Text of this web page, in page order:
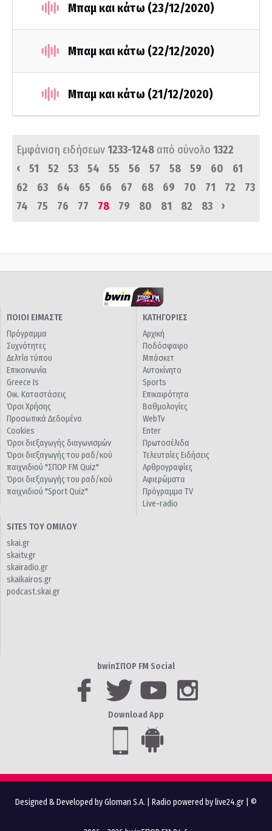
Μπαμ και κάτω (23/12/2020)
Μπαμ και κάτω (22/12/2020)
Μπαμ και κάτω (21/12/2020)
Εμφάνιση ειδήσεων1233-1248 από σύνολο 1322
‹
51 52 53 54 55 56 57 58 59 60
61
62
63 64 65 66 67 68 69 70 71 72
73
74
75 76 77 78 79 80 81 82 83 ›
ΠΟΙΟΙ ΕΙΜΑΣΤΕ
Πρόγραμμα
Συχνότητες
Δελτία τύπου
Επικοινωνία
Greece Is
Οικ. Καταστάσεις
Όροι Χρήσης
Προσωπικά Δεδομένα
Cookies
Όροι διεξαγωγής διαγωνισμών
Όροι διεξαγωγής του ραδ/κού
παιχνιδιού "ΣΠΟΡ FM Quiz"
Όροι διεξαγωγής του ραδ/κού
παιχνιδιού "Sport Quiz"
ΚΑΤΗΓΟΡΙΕΣ
Αρχική
Ποδόσφαιρο
Μπάσκετ
Αυτοκίνητο
Sports
Επικαιρότητα
Βαθμολογίες
WebTv
Enter
Πρωτοσέλιδα
Τελευταίες Ειδήσεις
Αρθρογραφίες
Αφιερώματα
Πρόγραμμα TV
Live-radio
SITES ΤΟΥ ΟΜΙΛΟΥ
skai.gr
skaitv.gr
skairadio.gr
skaikairos.gr
podcast.skai.gr
bwinΣΠΟΡ FM Social
Download App
Designed & Developed by Gloman S.A. Radio powered by live24.gr | ©